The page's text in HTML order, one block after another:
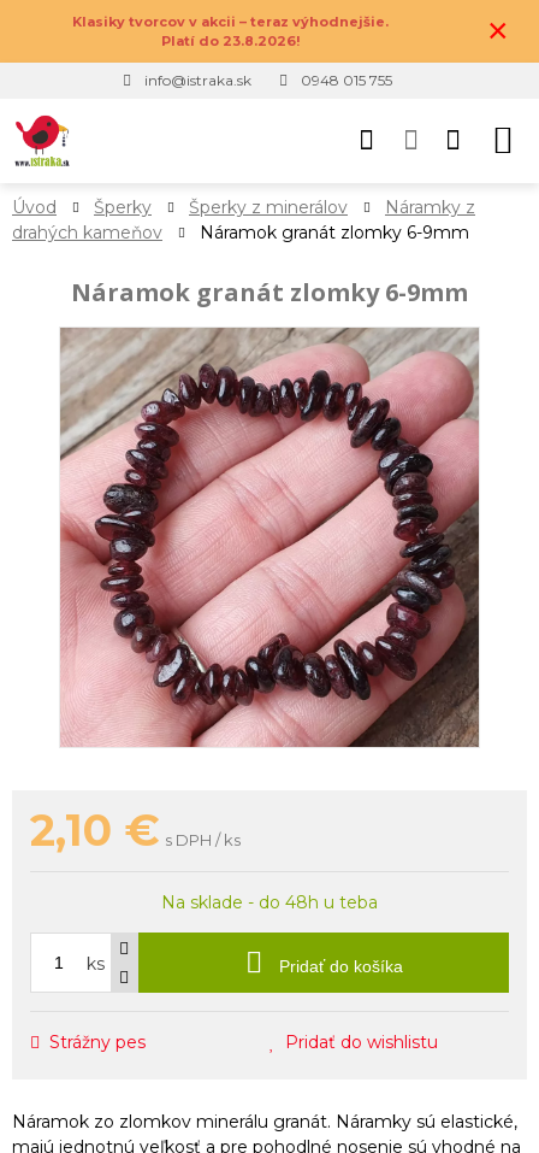
Klasiky tvorcov v akcii – teraz výhodnejšie.
Platí do 23.8.2026!
×
info@istraka.sk 0948 015 755
Úvod Šperky Šperky z minerálov
Náramky z
drahých kameňov
Náramok granát zlomky 6-9mm
Náramok granát zlomky 6-9mm
2,10 € s DPH / ks
Na sklade - do 48h u teba
ks Pridať do košíka
Strážny pes Pridať do wishlistu
Náramok zo zlomkov minerálu granát. Náramky sú elastické,
majú jednotnú veľkosť a pre pohodlné nosenie sú vhodné na